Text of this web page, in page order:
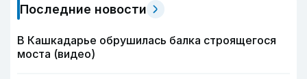
Последние новости
В Кашкадарье обрушилась балка строящегося
моста (видео)